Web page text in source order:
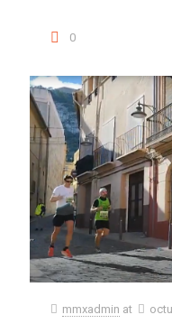
0
mmxadmin at